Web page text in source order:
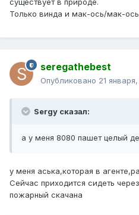
существует в природе.
Только винда и мак-ось/мак-
seregathebest
Опубликовано 21
Sergy сказал:
а у меня 8080 пашет целый
у меня аська,которая в
Сейчас приходится сидеть
пожарный скачана